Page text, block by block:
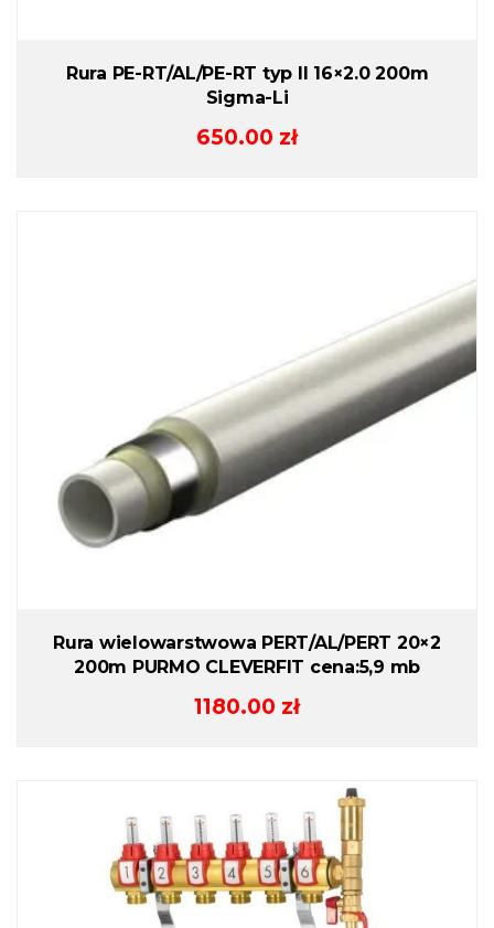
Rura PE-RT/AL/PE-RT typ II 16×2.0 200m
Sigma-Li
650.00 zł
Rura wielowarstwowa PERT/AL/PERT 20×2
200m PURMO CLEVERFIT cena:5,9 mb
1180.00 zł